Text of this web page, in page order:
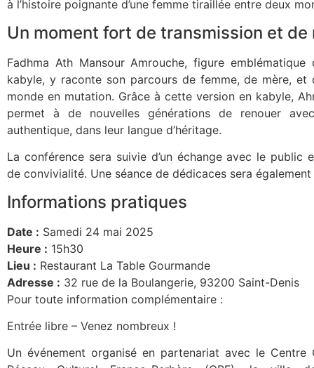
à l’histoire poignante d’une femme tiraillée entre deux
Un moment fort de transmission et de
Fadhma Ath Mansour Amrouche, figure emblématique
kabyle, y raconte son parcours de femme, de mère, et
monde en mutation. Grâce à cette version en kabyle,
permet à de nouvelles générations de renouer
authentique, dans leur langue d’héritage.
La conférence sera suivie d’un échange avec le public
de convivialité. Une séance de dédicaces sera
Informations pratiques
Date : Samedi 24 mai 2025
Heure : 15h30
Lieu : Restaurant La Table Gourmande
Adresse : 32 rue de la Boulangerie, 93200 Saint-Denis
Pour toute information complémentaire :
Entrée libre – Venez nombreux !
Un événement organisé en partenariat avec le Centre